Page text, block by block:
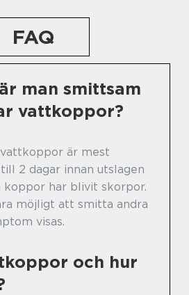
FAQ
man smittsam
vattkoppor?
är mest
2 dagar innan utslagen
har blivit skorpor.
möjligt att smitta andra
visas.
och hur